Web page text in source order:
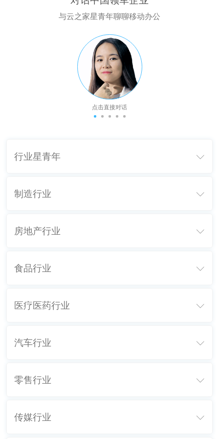
与云之家星青年聊聊移动办公
点击直接对话
行业星青年 
制造行业 
房地产行业 
食品行业 
医疗医药行业 
汽车行业 
零售行业 
传媒行业 